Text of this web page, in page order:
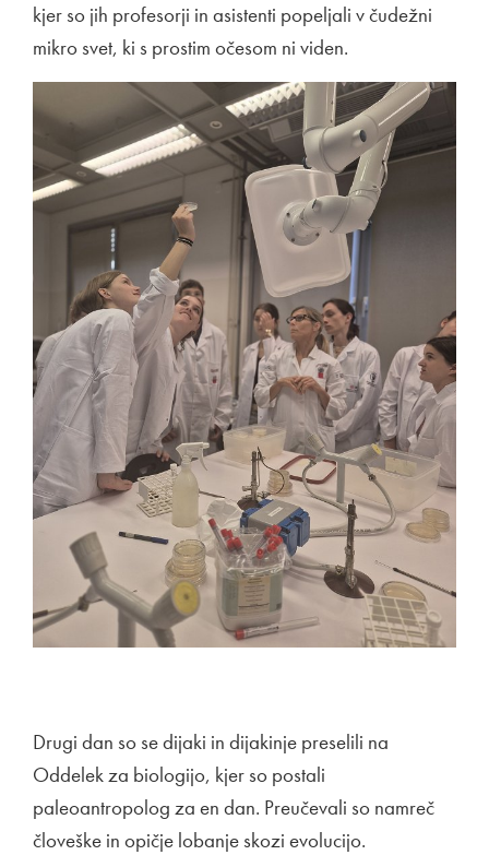
kjer so jih profesorji in asistenti popeljali v čudežni
mikro svet, ki s prostim očesom ni viden.
Drugi dan so se dijaki in dijakinje preselili na
Oddelek za biologijo, kjer so postali
paleoantropolog za en dan. Preučevali so namreč
človeške in opičje lobanje skozi evolucijo.